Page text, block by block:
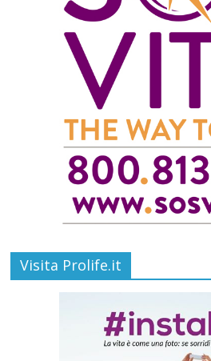
Visita Prolife.it